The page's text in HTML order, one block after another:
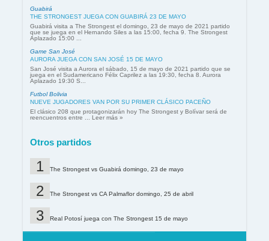
Guabirá
THE STRONGEST JUEGA CON GUABIRÁ 23 DE MAYO
Guabirá visita a The Strongest el domingo, 23 de mayo de 2021 partido
que se juega en el Hernando Siles a las 15:00, fecha 9. The Strongest
Aplazado 15:00 ...
Game San José
AURORA JUEGA CON SAN JOSÉ 15 DE MAYO
San José visita a Aurora el sábado, 15 de mayo de 2021 partido que se
juega en el Sudamericano Félix Caprilez a las 19:30, fecha 8. Aurora
Aplazado 19:30 S...
Futbol Bolivia
NUEVE JUGADORES VAN POR SU PRIMER CLÁSICO PACEÑO
El clásico 208 que protagonizarán hoy The Strongest y Bolívar será de
reencuentros entre ... Leer más »
Otros partidos
The Strongest vs Guabirá domingo, 23 de mayo
The Strongest vs CA Palmaflor domingo, 25 de abril
Real Potosí juega con The Strongest 15 de mayo